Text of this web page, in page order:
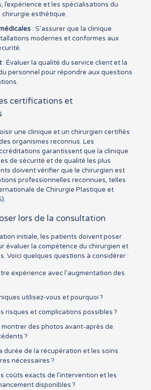
l’expérience et les spécialisations du
chirurgie esthétique.
: S’assurer que la clinique
modernes et conformes aux
: Évaluer la qualité du service client et la
personnel pour répondre aux questions
certifications et
une clinique et un chirurgien certifiés
organismes reconnus. Les
garantissent que la clinique
de sécurité et de qualité les plus
doivent vérifier que le chirurgien est
professionnelles reconnues, telles
de Chirurgie Plastique et
lors de la consultation
initiale, les patients doivent poser
évaluer la compétence du chirurgien et
Voici quelques questions à considérer :
expérience avec l’augmentation des
utilisez-vous et pourquoi ?
risques et complications possibles ?
montrer des photos avant-après de
?
durée de la récupération et les soins
nécessaires ?
coûts exacts de l’intervention et les
disponibles ?